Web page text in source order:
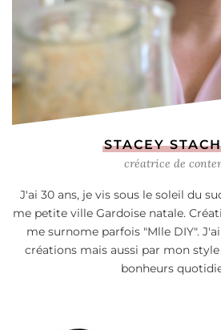
STACEY
créatrice de
J'ai 30 ans, je vis sous le soleil du
me petite ville Gardoise natale.
me surnome parfois "Mlle DIY".
créations mais aussi par mon
bonheurs